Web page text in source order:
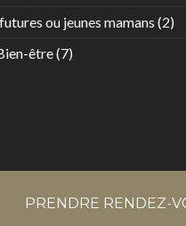
ou jeunes mamans (2)
être(7)
PRENDRE RENDEZ-